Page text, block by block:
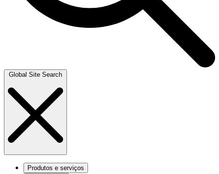
Global Site Search
Produtos e serviços